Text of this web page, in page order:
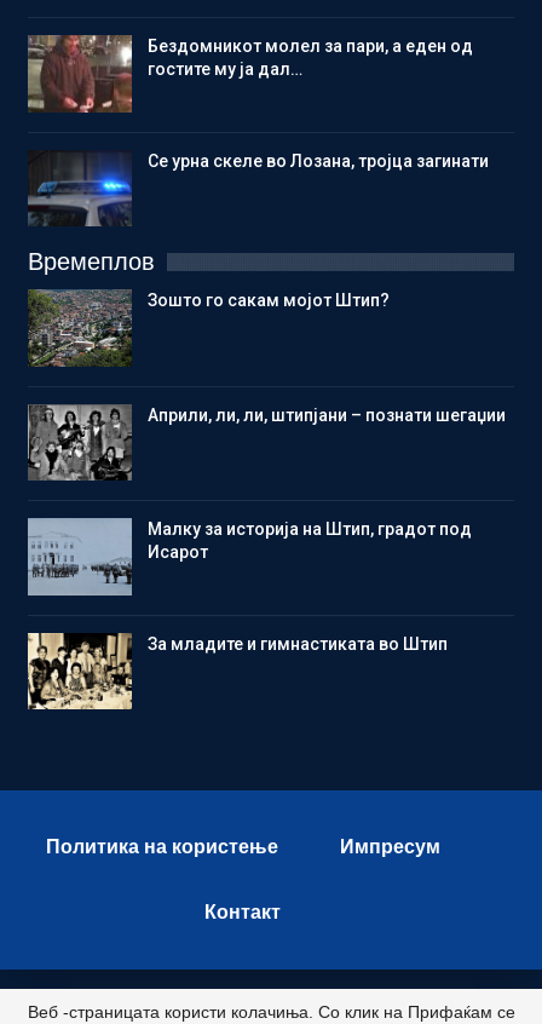
Бездомникот молел за пари, а еден од
гостите му ја дал…
Се урна скеле во Лозана, тројца загинати
Времеплов
Зошто го сакам мојот Штип?
Aприли, ли, ли, штипјани – познати шегаџии
Малку за историја на Штип, градот под
Исарот
Зa младите и гимнастиката во Штип
Политика на користење Импресум
Контакт
© 2026 - Istok Press. All Rights Reserved.
Веб -страницата користи колачиња. Со клик на Прифаќам се